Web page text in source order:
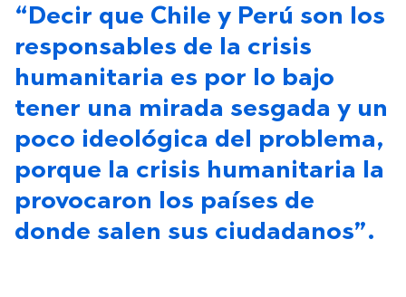
“Decir que Chile y Perú son los
responsables de la crisis
humanitaria es por lo bajo
tener una mirada sesgada y un
poco ideológica del problema,
porque la crisis humanitaria la
provocaron los países de
donde salen sus ciudadanos”.